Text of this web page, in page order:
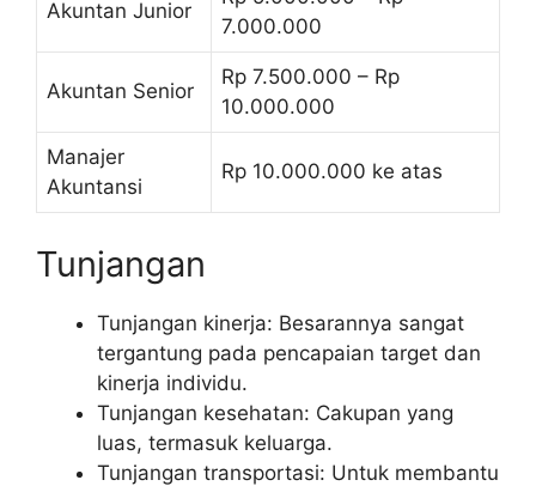
Akuntan Junior
7.000.000
Akuntan Senior
Rp 7.500.000 – Rp
10.000.000
Manajer
Akuntansi
Rp 10.000.000 ke atas
Tunjangan
Tunjangan kinerja: Besarannya sangat
tergantung pada pencapaian target dan
kinerja individu.
Tunjangan kesehatan: Cakupan yang
luas, termasuk keluarga.
Tunjangan transportasi: Untuk membantu